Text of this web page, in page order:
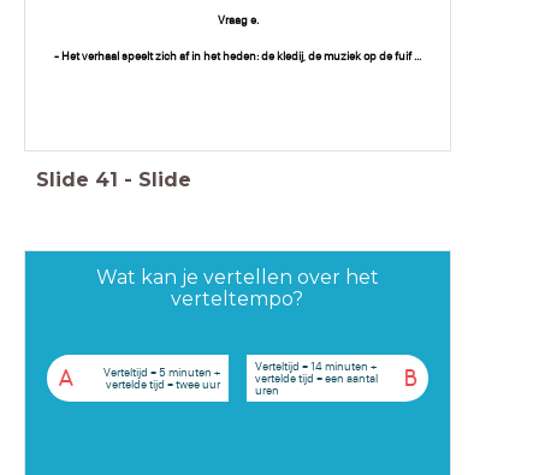
Vraag e.
- Het verhaal speelt zich af in het heden: de kledij, de muziek op de fuif ...
Slide 41 - Slide
Wat kan je vertellen over het
verteltempo?
A
Verteltijd = 5 minuten +
vertelde tijd = twee uur
B
Verteltijd = 14 minuten +
vertelde tijd = een aantal
uren